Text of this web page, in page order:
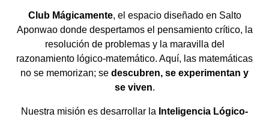
Club Mágicamente, el espacio diseñado en Salto
Aponwao donde despertamos el pensamiento crítico, la
resolución de problemas y la maravilla del
razonamiento lógico-matemático. Aquí, las matemáticas
no se memorizan; se descubren, se experimentan y
se viven.
Nuestra misión es desarrollar la Inteligencia Lógico-